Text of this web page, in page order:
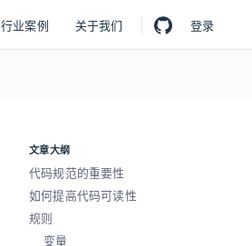
行业案例 关于我们 登录
文章大纲
代码规范的重要性
如何提高代码可读性
规则
变量